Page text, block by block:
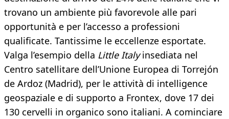
trovano un ambiente più favorevole alle pari
opportunità e per l’accesso a professioni
qualificate. Tantissime le eccellenze esportate.
Valga l’esempio della Little Italyinsediata nel
Centro satellitare dell’Unione Europea di Torrejón
de Ardoz (Madrid), per le attività di intelligence
geospaziale e di supporto a Frontex, dove 17 dei
130 cervelli in organico sono italiani. A cominciare